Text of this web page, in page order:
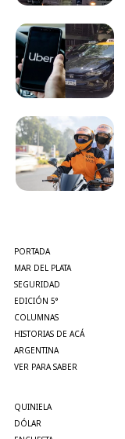
PORTADA
MAR DEL PLATA
SEGURIDAD
EDICIÓN 5°
COLUMNAS
HISTORIAS DE ACÁ
ARGENTINA
VER PARA SABER
QUINIELA
DÓLAR